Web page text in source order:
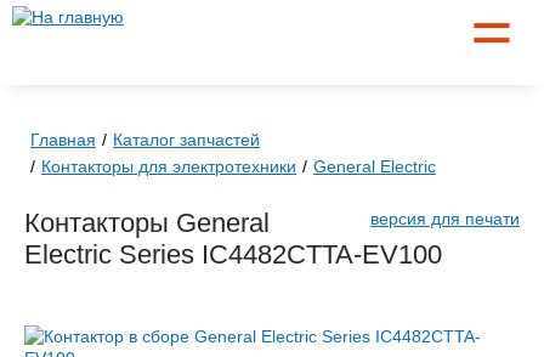
☰
Главная
Каталог запчастей
Контакторы для электротехники
General Electric
версия для печати
Контакторы General
Electric Series IC4482CTTA-EV100